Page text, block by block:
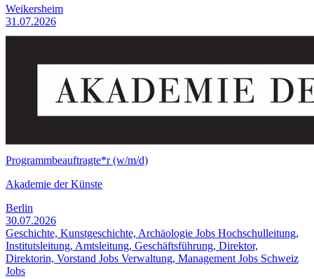
Weikersheim
31.07.2026
Programmbeauftragte*r (w/m/d)
Akademie der Künste
Berlin
30.07.2026
Geschichte, Kunstgeschichte, Archäologie Jobs Hochschulleitung,
Institutsleitung, Amtsleitung, Geschäftsführung, Direktor,
Direktorin, Vorstand Jobs Verwaltung, Management Jobs Schweiz
Jobs